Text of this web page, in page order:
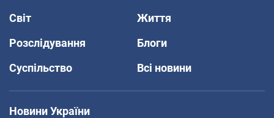
Світ
Життя
Розслідування
Блоги
Суспільство
Всі новини
Новини України